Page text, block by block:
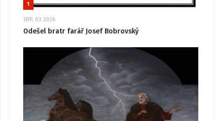
1
SRP, 03 2026
Odešel bratr farář Josef Bobrovský